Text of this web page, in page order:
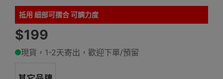
抵用 細部可摺合 可調力度
$199
現貨，1-2天寄出，歡迎下單/預留